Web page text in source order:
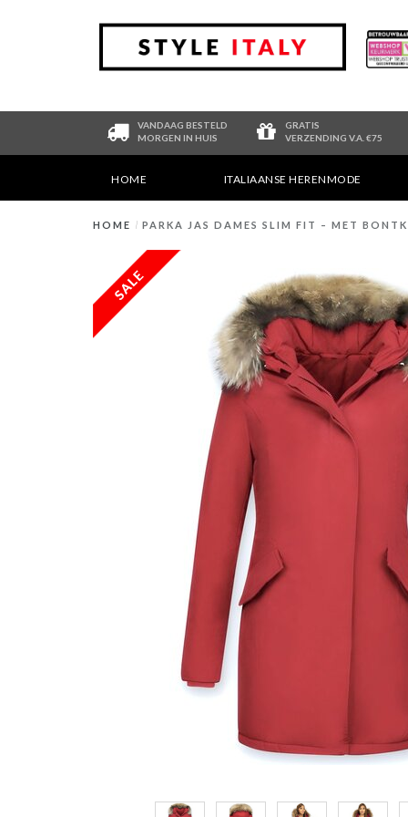
VANDAAG BESTELD
MORGEN IN HUIS
GRATIS
VERZENDING V.A. €75
HOME ITALIAANSE HERENMODE
HOME / PARKA JAS DAMES SLIM FIT – MET